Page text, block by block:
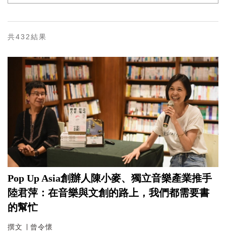
共432結果
Pop Up Asia創辦人陳小麥、獨立音樂產業推手
陸君萍：在音樂與文創的路上，我們都需要書
的幫忙
撰文 ∣ 曾令懷